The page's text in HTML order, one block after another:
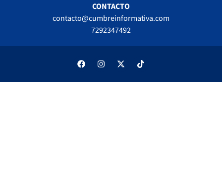
CONTACTO
contacto@cumbreinformativa.com
7292347492